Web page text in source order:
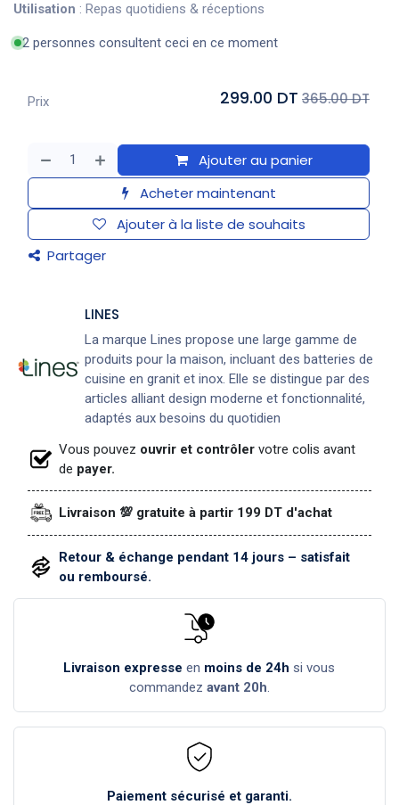
Utilisation : Repas quotidiens & réceptions
2 personnes consultent ceci en ce moment
Ajouter au panier
Acheter maintenant
Ajouter à la liste de souhaits
Partager
Prix 299.00 DT 365.00 DT
LINES
La marque Lines propose une large gamme de
produits pour la maison, incluant des batteries de
cuisine en granit et inox. Elle se distingue par des
articles alliant design moderne et fonctionnalité,
adaptés aux besoins du quotidien
Vous pouvez ouvrir et contrôler votre colis avant
de payer.
Livraison 💯 gratuite à partir 199 DT d'achat
Retour & échange pendant 14 jours – satisfait
ou remboursé.
Livraison expresse en moins de 24h si vous
commandez avant 20h.
Paiement sécurisé et garanti.